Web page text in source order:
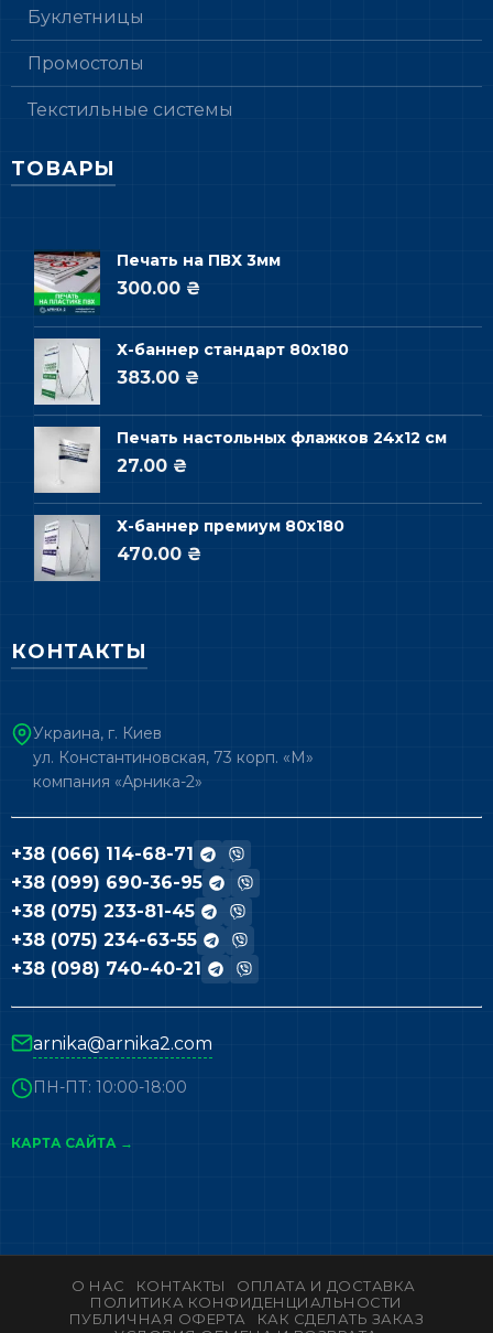
Буклетницы
Промостолы
Текстильные системы
ТОВАРЫ
Печать на ПВХ 3мм
300.00 ₴
Х-баннер стандарт 80х180
383.00 ₴
Печать настольных флажков 24х12 см
27.00 ₴
Х-баннер премиум 80х180
470.00 ₴
КОНТАКТЫ
Украина, г. Киев
ул. Константиновская, 73 корп. «М»
компания «Арника-2»
+38 (066) 114-68-71
+38 (099) 690-36-95
+38 (075) 233-81-45
+38 (075) 234-63-55
+38 (098) 740-40-21
arnika@arnika2.com
ПН-ПТ: 10:00-18:00
КАРТА САЙТА →
О НАС КОНТАКТЫ
ОПЛАТА И ДОСТАВКА
ПОЛИТИКА КОНФИДЕНЦИАЛЬНОСТИ
ПУБЛИЧНАЯ ОФЕРТА
КАК СДЕЛАТЬ ЗАКАЗ